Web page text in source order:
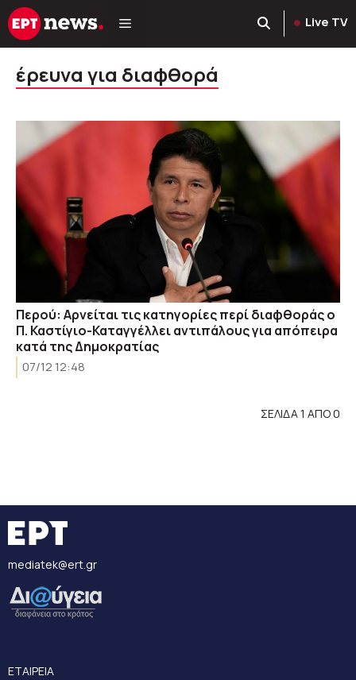
Μετάβαση
σε
Live TV
έρευνα για διαφθορά
Περού: Αρνείται τις κατηγορίες περί διαφθοράς ο
Π. Καστίγιο-Καταγγέλλει αντιπάλους για απόπειρα
κατά της Δημοκρατίας
07/12 12:48
ΣΕΛΙΔΑ 1 ΑΠΟ 0
mediatek@ert.gr
ΕΤΑΙΡΕΙΑ